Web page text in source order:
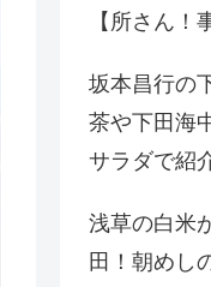
【所さん！
坂本昌行の
茶や下田海
サラダで紹
浅草の白米
田！朝めし